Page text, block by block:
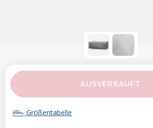
AUSVERKAUFT
Größentabelle